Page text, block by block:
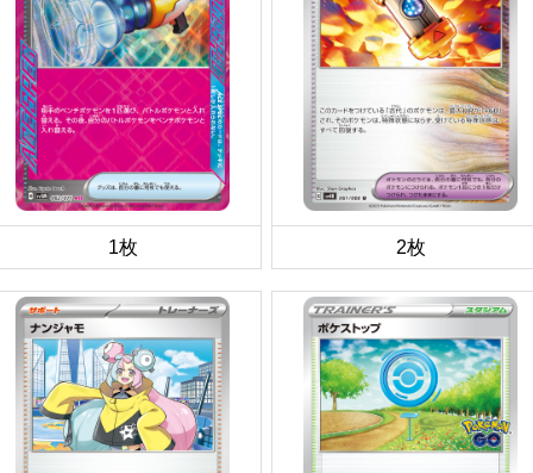
1枚 2枚